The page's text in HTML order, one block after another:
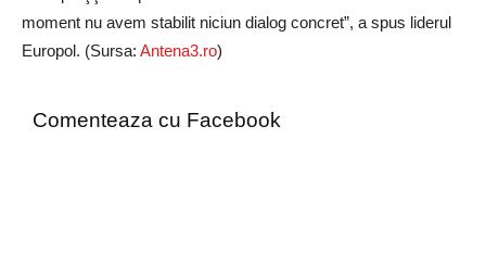
moment nu avem stabilit niciun dialog concret”, a spus liderul
Europol. (Sursa: Antena3.ro)
Comenteaza cu Facebook